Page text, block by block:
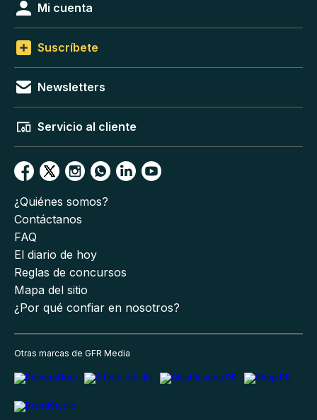
Mi cuenta
Suscríbete
Newsletters
Servicio al cliente
¿Quiénes somos?
Contáctanos
FAQ
El diario de hoy
Reglas de concursos
Mapa del sitio
¿Por qué confiar en nosotros?
Otras marcas de GFR Media